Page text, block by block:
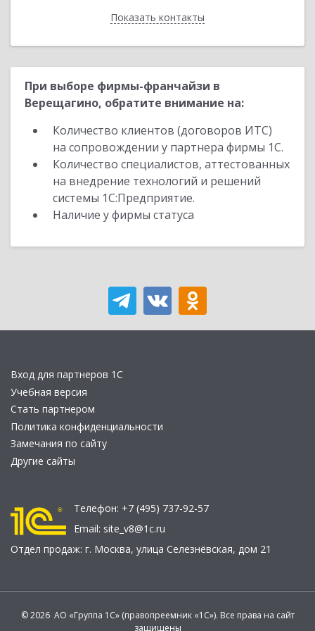
Показать контакты
Назад
При выборе фирмы-франчайзи в
Верещагино, обратите внимание на:
Количество клиентов (договоров ИТС)
на сопровождении у партнера фирмы 1С.
Количество специалистов, аттестованных
на внедрение технологий и решений
системы 1С:Предприятие.
Наличие у фирмы статуса
Вход для партнеров 1С
Учебная версия
Стать партнером
Политика конфиденциальности
Замечания по сайту
Другие сайты
Телефон: +7 (495) 737-92-57
Email: site_v8@1c.ru
Отдел продаж: г. Москва, улица Селезнёвская, дом 21
© 2026 АО «Группа 1С» (правопреемник «1С»). Все права на сайт
защищены